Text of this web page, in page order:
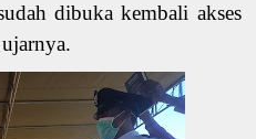
dibuka kembali akses
.